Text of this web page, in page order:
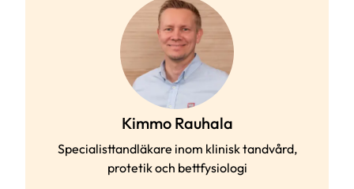
Kimmo Rauhala
Specialisttandläkare inom klinisk tandvård,
protetik och bettfysiologi